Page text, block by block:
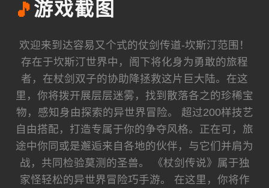
🎵游戏截图
欢迎来到达容易又个式的仗剑传道-坎斯汀范围！
存在于坎斯汀世界中，阁下将化身为勇敢的旅程
者，在杖剑双子的协助降拯救这片巨大陆。在这
里，你将拨开展层层迷雾，找到散落各之的珍稀宝
物，感知身由探索的异世界冒险。 超过200样技艺
自由搭配，打造专属于你的争夺风格。正在可，旅
途中你同或是邂逅来自各地的伙伴，与它们并肩为
战，共同检验莫测的圣兽。 《杖剑传说》属于独
家怪轻松的异世界冒险巧手游。 在这里，你将作